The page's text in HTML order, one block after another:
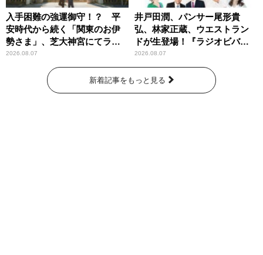
入手困難の強運御守！？ 平
安時代から続く「関東のお伊
勢さま」、芝大神宮にてラン
パンプスが合格祈願！
2026.08.07
井戸田潤、パンサー尾形貴
弘、林家正蔵、ウエストラン
ドが生登場！『ラジオビバリ
ー昼ズ』
2026.08.07
新着記事をもっと見る